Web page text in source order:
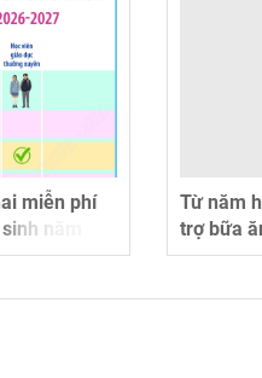
miễn phí
năm
19/7/2026)
Từ năm
trợ bữa
học tối